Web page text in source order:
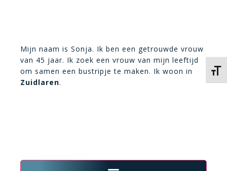
Mijn naam is Sonja. Ik ben een getrouwde vrouw
van 45 jaar. Ik zoek een vrouw van mijn leeftijd
om samen een bustripje te maken. Ik woon in
Zuidlaren.